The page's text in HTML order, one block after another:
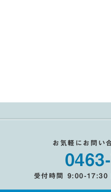
お気軽にお問い
受付時間 9:00-17:30